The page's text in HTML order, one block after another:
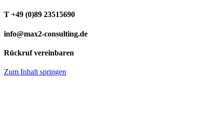
T +49 (0)89 23515690
info@max2-consulting.de
Rückruf vereinbaren
Zum Inhalt springen